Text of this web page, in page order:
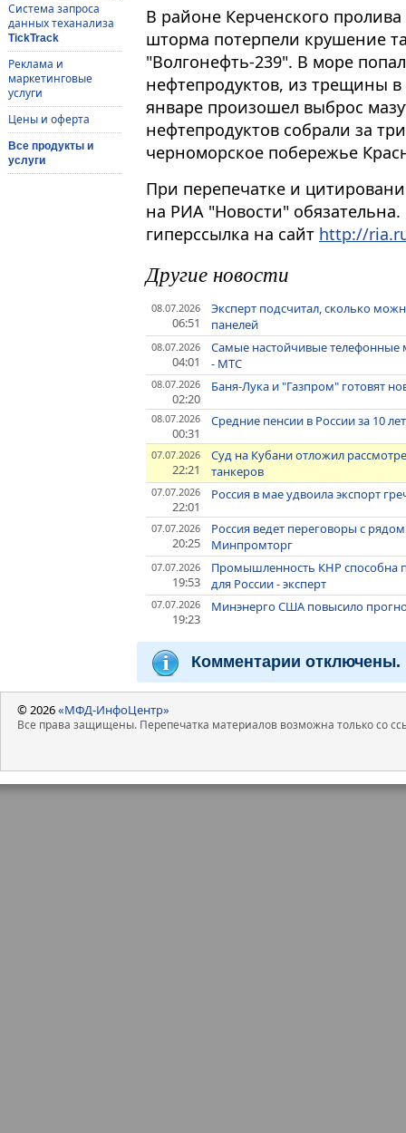
Система запроса
данных теханализа
TickTrack
Реклама и
маркетинговые
услуги
Цены и оферта
Все продукты и
услуги
В районе Керченского
шторма потерпели крушение
"Волгонефть-239". В море
нефтепродуктов, из трещины
январе произошел выброс
нефтепродуктов собрали за
черноморское побережье
При перепечатке и
на РИА "Новости"
гиперссылка на сайт http://
Другие новости
08.07.2026
06:51
Эксперт подсчитал, сколько
панелей
08.07.2026
04:01
Самые настойчивые телефонные
- МТС
08.07.2026
02:20
Баня-Лука и "Газпром" готовят
08.07.2026
00:31
Средние пенсии в России за 10
07.07.2026
22:21
Суд на Кубани отложил
танкеров
07.07.2026
22:01
Россия в мае удвоила экспорт
07.07.2026
20:25
Россия ведет переговоры с
Минпромторг
07.07.2026
19:53
Промышленность КНР способна
для России - эксперт
07.07.2026
19:23
Минэнерго США повысило
Комментарии отключены.
© 2026«МФД-ИнфоЦентр»
Все права защищены. Перепечатка материалов возможна только со